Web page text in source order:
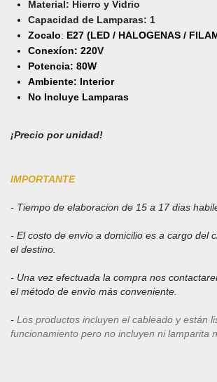
Material: Hierro y Vidrio
Capacidad de Lamparas: 1
Zocalo: E27 (LED / HALOGENAS /
Conexíon: 220V
Potencia: 80W
Ambiente: Interior
No Incluye Lamparas
¡Precio por unidad!
IMPORTANTE
- Tiempo de elaboracion de 15 a 17 dias
- El costo de envío a domicilio es a cargo del
el destino
- Una vez efectuada la compra nos
el método de envío más conveniente.
- Los productos incluyen el cableado y están
funcionamiento pero no incluyen ni lamparita